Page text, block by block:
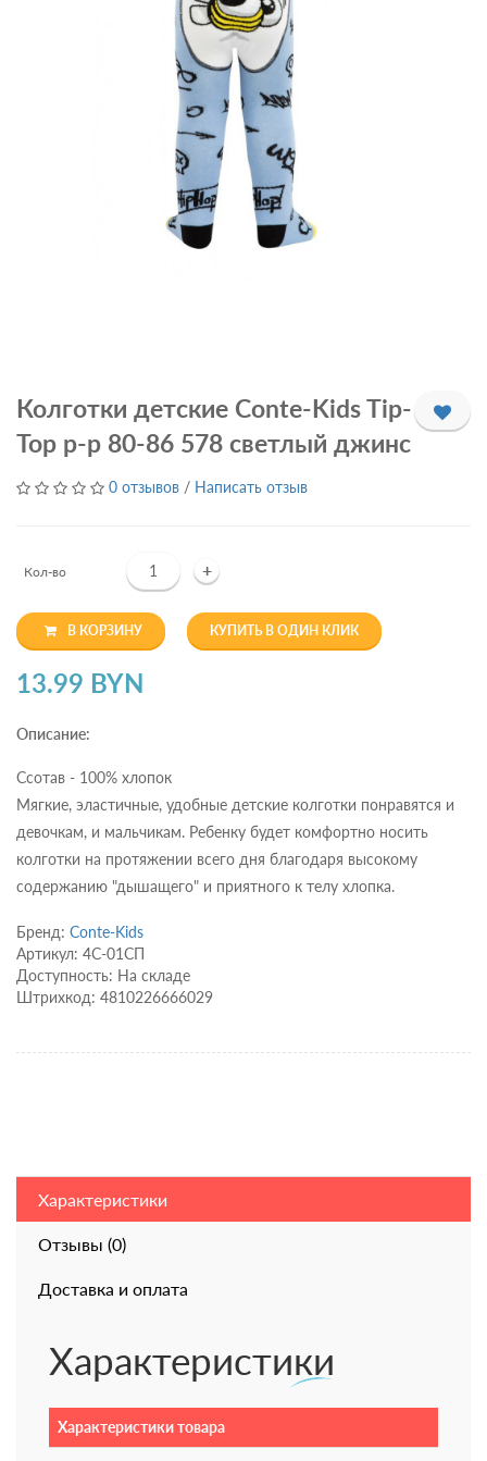
Колготки детские Conte-Kids Tip-
Top р-р 80-86 578 светлый джинс
0 отзывов / Написать отзыв
Кол-во +
В КОРЗИНУ КУПИТЬ В ОДИН КЛИК
13.99 BYN
Описание:
Ссотав - 100% хлопок
Мягкие, эластичные, удобные детские колготки понравятся и
девочкам, и мальчикам. Ребенку будет комфортно носить
колготки на протяжении всего дня благодаря высокому
содержанию "дышащего" и приятного к телу хлопка.
Бренд: Conte-Kids
Артикул: 4С-01СП
Доступность: На складе
Штрихкод: 4810226666029
Характеристики
Отзывы (0)
Доставка и оплата
Характеристики
Характеристики товара